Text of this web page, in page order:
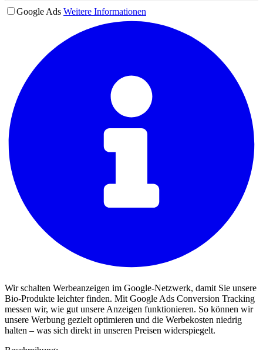
Google Ads Weitere Informationen
Wir schalten Werbeanzeigen im Google-Netzwerk, damit Sie unsere
Bio-Produkte leichter finden. Mit Google Ads Conversion Tracking
messen wir, wie gut unsere Anzeigen funktionieren. So können wir
unsere Werbung gezielt optimieren und die Werbekosten niedrig
halten – was sich direkt in unseren Preisen widerspiegelt.